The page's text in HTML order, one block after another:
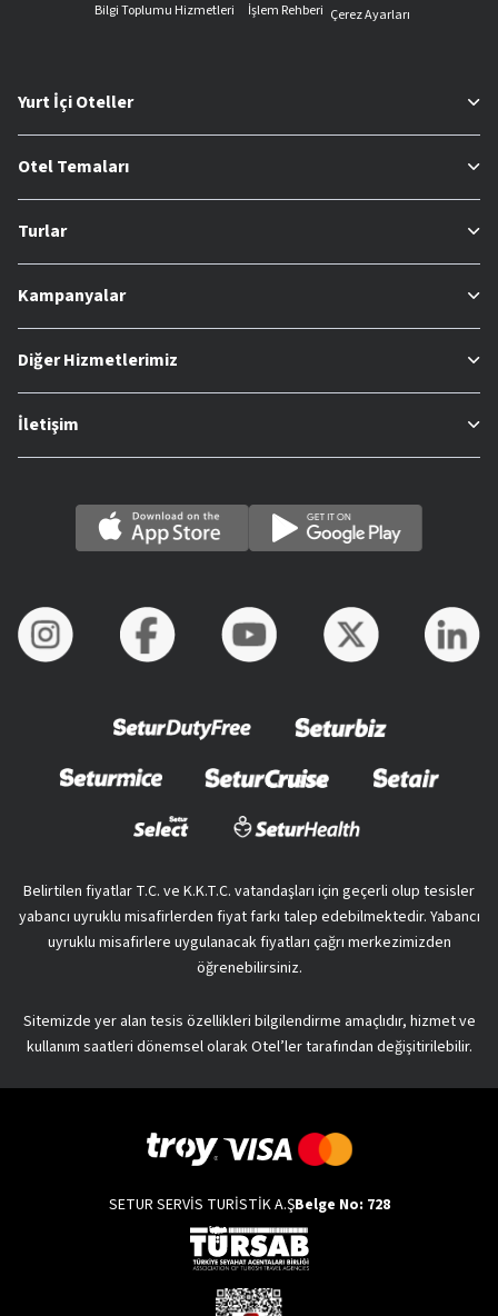
Bilgi Toplumu Hizmetleri
İşlem Rehberi Çerez Ayarları
Yurt İçi Oteller
Otel Temaları
Turlar
Kampanyalar
Diğer Hizmetlerimiz
İletişim
Belirtilen fiyatlar T.C. ve K.K.T.C. vatandaşları için geçerli olup tesisler
yabancı uyruklu misafirlerden fiyat farkı talep edebilmektedir. Yabancı
uyruklu misafirlere uygulanacak fiyatları çağrı merkezimizden
öğrenebilirsiniz.
Sitemizde yer alan tesis özellikleri bilgilendirme amaçlıdır, hizmet ve
kullanım saatleri dönemsel olarak Otel’ler tarafından değişitirilebilir.
SETUR SERVİS TURİSTİK A.ŞBelge No: 728